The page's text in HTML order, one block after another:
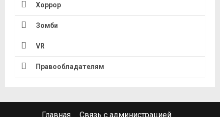
Хоррор
Зомби
VR
Правообладателям
Главная Связь с администрацией